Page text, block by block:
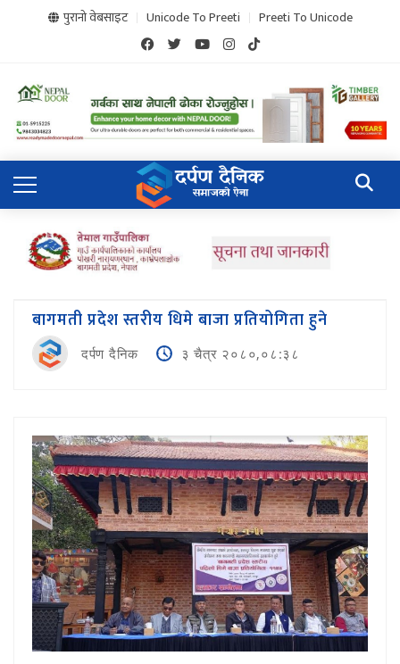
पुरानो वेबसाइट Unicode To Preeti Preeti To Unicode
बागमती प्रदेश स्तरीय धिमे बाजा प्रतियोगिता हुने
दर्पण दैनिक ३ चैत्र २०८०,०८:३८